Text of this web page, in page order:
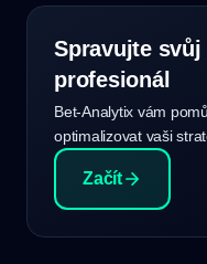
Spravujte
profesionál
Bet-Analytix vám
optimalizovat vaši
Začít